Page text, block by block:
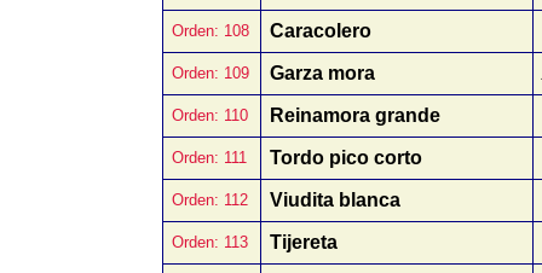
Orden: 108 Caracolero
Orden: 109 Garza mora
Orden: 110 Reinamora grande
Orden: 111 Tordo pico corto
Orden: 112 Viudita blanca
Orden: 113 Tijereta